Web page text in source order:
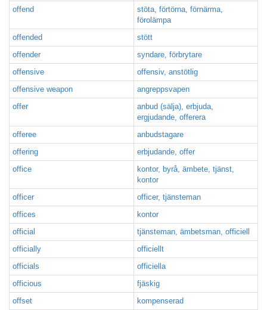
offend
stöta, förtörna, förnärma,
förolämpa
offended
stött
offender
syndare, förbrytare
offensive
offensiv, anstötlig
offensive weapon
angreppsvapen
offer
anbud (sälja), erbjuda,
ergjudande, offerera
offeree
anbudstagare
offering
erbjudande, offer
office
kontor, byrå, ämbete, tjänst,
kontor
officer
officer, tjänsteman
offices
kontor
official
tjänsteman, ämbetsman, officiell
officially
officiellt
officials
officiella
officious
fjäskig
offset
kompenserad